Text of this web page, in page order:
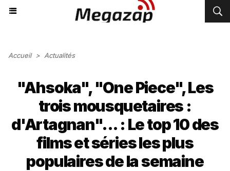
Accueil > Actualités
"Ahsoka", "One Piece", Les
trois mousquetaires :
d'Artagnan"... : Le top 10 des
films et séries les plus
populaires de la semaine